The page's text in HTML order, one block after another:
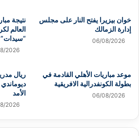
خوان بيزيرا يفتح النار على مجلس
إدارة الزمالك
06/08/2026
نتيجة
“سيدات”
2026
موعد مباريات الأهلي القادمة في
بطولة الكونفدرالية الافريقية
06/08/2026
ريال
الأمد
2026